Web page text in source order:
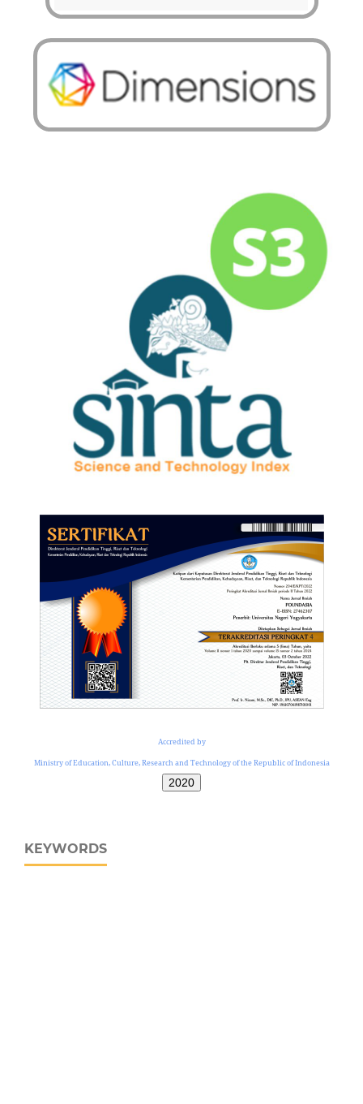
Accredited by
Ministry of Education, Culture, Research and Technology of the Republic of Indonesia
2020
KEYWORDS